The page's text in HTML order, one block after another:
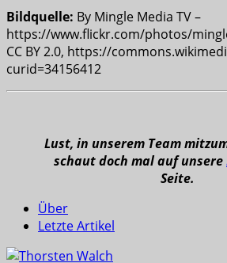
Bildquelle: By Mingle Media TV –
https://www.flickr.com/photos/
CC BY 2.0, https://
curid=34156412
Lust, in unserem Team
schaut doch mal auf unsere
Seite.
Über
Letzte Artikel